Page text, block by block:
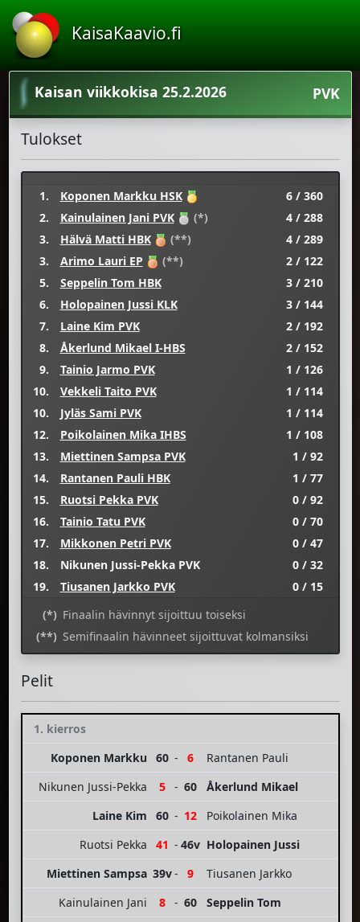
KaisaKaavio.fi
Kaisan viikkokisa 25.2.2026 PVK
Tulokset
1. Koponen Markku HSK
6 / 360
2.
Kainulainen Jani PVK (*)
4 / 288
3.
Hälvä Matti HBK (**)
4 / 289
3.
Arimo Lauri EP (**)
2 / 122
5.
Seppelin Tom HBK
3 / 210
6.
Holopainen Jussi KLK
3 / 144
7.
Laine Kim PVK
2 / 192
8.
Åkerlund Mikael I-HBS
2 / 152
9.
Tainio Jarmo PVK
1 / 126
10.
Vekkeli Taito PVK
1 / 114
10.
Jyläs Sami PVK
1 / 114
12.
Poikolainen Mika IHBS
1 / 108
13.
Miettinen Sampsa PVK
1 / 92
14.
Rantanen Pauli HBK
1 / 77
15.
Ruotsi Pekka PVK
0 / 92
16.
Tainio Tatu PVK
0 / 70
17.
Mikkonen Petri PVK
0 / 47
18.
Nikunen Jussi-Pekka PVK
0 / 32
19.
Tiusanen Jarkko PVK
0 / 15
(*) Finaalin hävinnyt sijoittuu toiseksi
(**) Semifinaalin hävinneet sijoittuvat kolmansiksi
Pelit
1. kierros
Koponen Markku
60 - 6
Rantanen Pauli
Nikunen Jussi-Pekka
5 - 60
Åkerlund Mikael
Laine Kim
60 - 12
Poikolainen Mika
Ruotsi Pekka
41 - 46v Holopainen Jussi
Miettinen Sampsa 39v- 9
Tiusanen Jarkko
Kainulainen Jani
8 - 60
Seppelin Tom